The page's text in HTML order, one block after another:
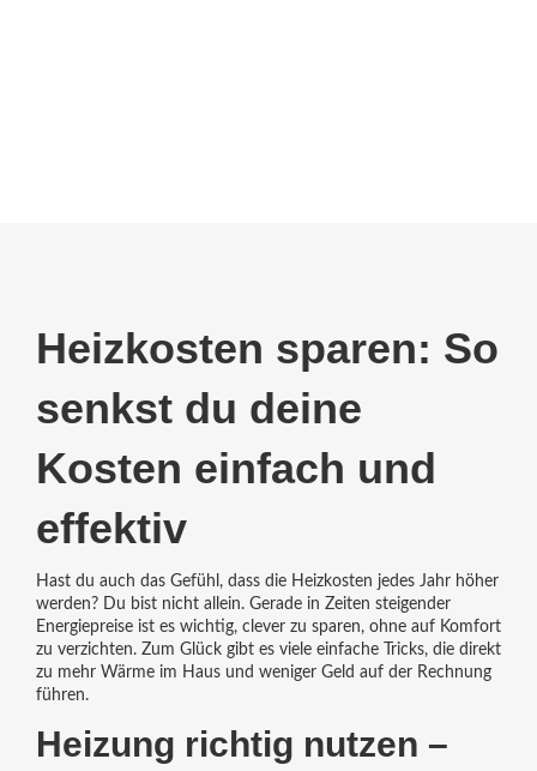
Heizkosten sparen: So
senkst du deine
Kosten einfach und
effektiv
Hast du auch das Gefühl, dass die Heizkosten jedes Jahr höher
werden? Du bist nicht allein. Gerade in Zeiten steigender
Energiepreise ist es wichtig, clever zu sparen, ohne auf Komfort
zu verzichten. Zum Glück gibt es viele einfache Tricks, die direkt
zu mehr Wärme im Haus und weniger Geld auf der Rechnung
führen.
Heizung richtig nutzen –